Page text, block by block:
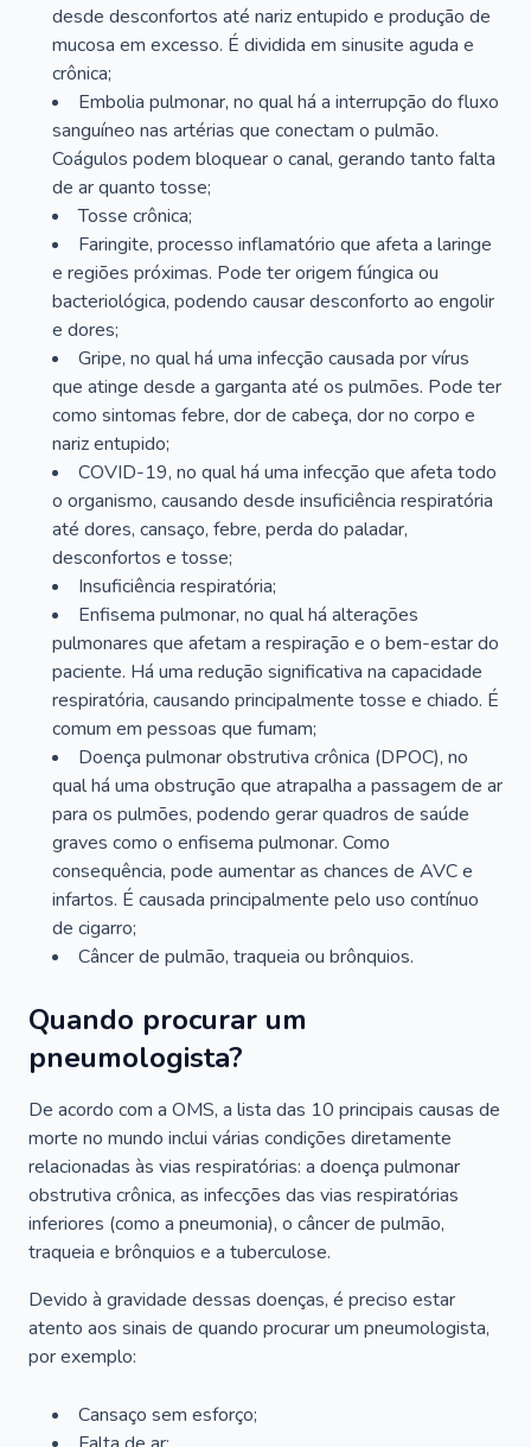
desde desconfortos até nariz entupido e produção de
mucosa em excesso. É dividida em sinusite aguda e
crônica;
Embolia pulmonar, no qual há a interrupção do fluxo
sanguíneo nas artérias que conectam o pulmão.
Coágulos podem bloquear o canal, gerando tanto falta
de ar quanto tosse;
Tosse crônica;
Faringite, processo inflamatório que afeta a laringe
e regiões próximas. Pode ter origem fúngica ou
bacteriológica, podendo causar desconforto ao engolir
e dores;
Gripe, no qual há uma infecção causada por vírus
que atinge desde a garganta até os pulmões. Pode ter
como sintomas febre, dor de cabeça, dor no corpo e
nariz entupido;
COVID-19, no qual há uma infecção que afeta todo
o organismo, causando desde insuficiência respiratória
até dores, cansaço, febre, perda do paladar,
desconfortos e tosse;
Insuficiência respiratória;
Enfisema pulmonar, no qual há alterações
pulmonares que afetam a respiração e o bem-estar do
paciente. Há uma redução significativa na capacidade
respiratória, causando principalmente tosse e chiado. É
comum em pessoas que fumam;
Doença pulmonar obstrutiva crônica (DPOC), no
qual há uma obstrução que atrapalha a passagem de ar
para os pulmões, podendo gerar quadros de saúde
graves como o enfisema pulmonar. Como
consequência, pode aumentar as chances de AVC e
infartos. É causada principalmente pelo uso contínuo
de cigarro;
Câncer de pulmão, traqueia ou brônquios.
Quando procurar um
pneumologista?
De acordo com a OMS, a lista das 10 principais causas de
morte no mundo inclui várias condições diretamente
relacionadas às vias respiratórias: a doença pulmonar
obstrutiva crônica, as infecções das vias respiratórias
inferiores (como a pneumonia), o câncer de pulmão,
traqueia e brônquios e a tuberculose.
Devido à gravidade dessas doenças, é preciso estar
atento aos sinais de quando procurar um pneumologista,
por exemplo:
Cansaço sem esforço;